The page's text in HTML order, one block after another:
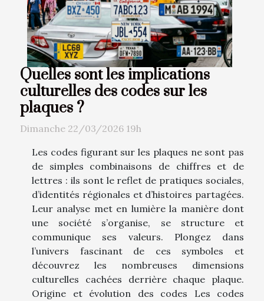
Quelles sont les implications
culturelles des codes sur les
plaques ?
Dimanche 22/03/2026 19h
Les codes figurant sur les plaques ne sont pas
de simples combinaisons de chiffres et de
lettres : ils sont le reflet de pratiques sociales,
d’identités régionales et d’histoires partagées.
Leur analyse met en lumière la manière dont
une société s’organise, se structure et
communique ses valeurs. Plongez dans
l’univers fascinant de ces symboles et
découvrez les nombreuses dimensions
culturelles cachées derrière chaque plaque.
Origine et évolution des codes Les codes